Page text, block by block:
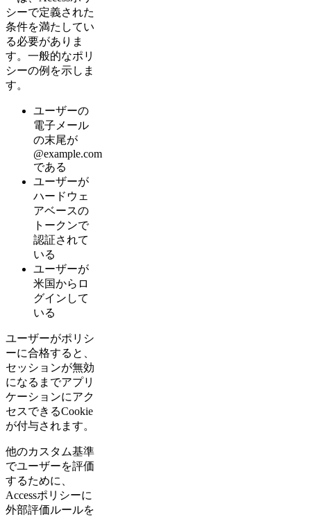
シーで定義された
条件を満たしてい
る必要がありま
す。一般的なポリ
シーの例を示しま
す。
ユーザーの
電子メール
の末尾が
@example.com
である
ユーザーが
ハードウェ
アベースの
トークンで
認証されて
いる
ユーザーが
米国からロ
グインして
いる
ユーザーがポリシ
ーに合格すると、
セッションが無効
になるまでアプリ
ケーションにアク
セスできるCookie
が付与されます。
他のカスタム基準
でユーザーを評価
するために、
Accessポリシーに
外部評価ルールを